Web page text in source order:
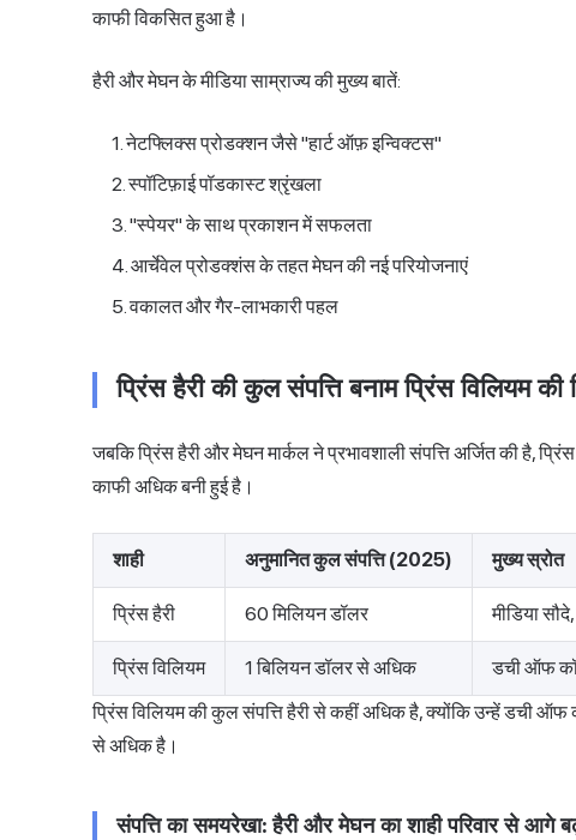
काफी विकसित हुआ है।
हैरी और मेघन के मीडिया साम्राज्य की मुख्य बातें:
नेटफ्लिक्स प्रोडक्शन जैसे "हार्ट ऑफ़ इन्विक्टस"
स्पॉटिफ़ाईपॉडकास्ट श्रृंखला
"स्पेयर" के साथ प्रकाशन में सफलता
आर्चेवेल प्रोडक्शंस के तहत मेघन की नई परियोजनाएं
वकालत और गैर-लाभकारी पहल
प्रिंस हैरी की कुल संपत्ति बनाम प्रिंस विलियम की
जबकि प्रिंस हैरी और मेघन मार्कल ने प्रभावशाली संपत्ति अर्जित की है,
काफी अधिक बनी हुई है।
शाही अनुमानित कुल संपत्ति (2025) मुख्य स्रोत
प्रिंस हैरी 60 मिलियन डॉलर मीडिया
प्रिंस विलियम 1 बिलियन डॉलर से अधिक
डची ऑफ
प्रिंस विलियम की कुल संपत्ति हैरी से कहीं अधिक है, क्योंकि उन्हें डची ऑफ
से अधिक है।
संपत्ति का समयरेखा: हैरी और मेघन का शाही परिवार से आगे